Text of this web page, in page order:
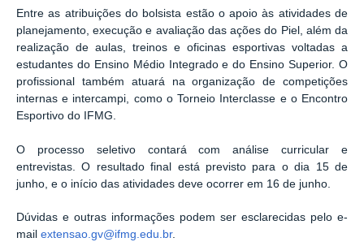
Entre as atribuições do bolsista estão o apoio às atividades de
planejamento, execução e avaliação das ações do Piel, além da
realização de aulas, treinos e oficinas esportivas voltadas a
estudantes do Ensino Médio Integrado e do Ensino Superior. O
profissional também atuará na organização de competições
internas e intercampi, como o Torneio Interclasse e o Encontro
Esportivo do IFMG.
O processo seletivo contará com análise curricular e
entrevistas. O resultado final está previsto para o dia 15 de
junho, e o início das atividades deve ocorrer em 16 de junho.
Dúvidas e outras informações podem ser esclarecidas pelo e-
mail extensao.gv@ifmg.edu.br.